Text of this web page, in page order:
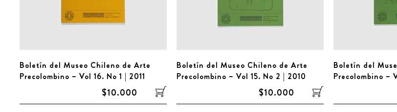
Boletín del Museo Chileno de Arte
Precolombino – Vol 16. No 1 | 2011
$10.000
Boletín del Museo Chileno de Arte
Precolombino – Vol 15. No 2 | 2010
$10.000
Boletín del
Precolombino –